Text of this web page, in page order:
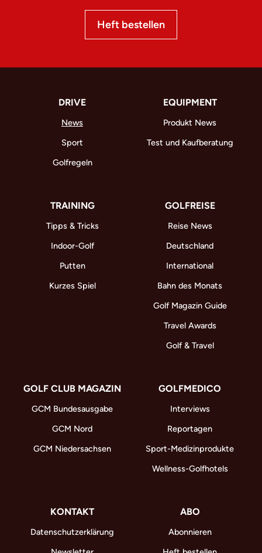
Heft bestellen
DRIVE
News
Sport
Golfregeln
EQUIPMENT
Produkt News
Test und Kaufberatung
TRAINING
Tipps & Tricks
Indoor-Golf
Putten
Kurzes Spiel
GOLFREISE
Reise News
Deutschland
International
Bahn des Monats
Golf Magazin Guide
Travel Awards
Golf & Travel
GOLF CLUB MAGAZIN
GCM Bundesausgabe
GCM Nord
GCM Niedersachsen
GOLFMEDICO
Interviews
Reportagen
Sport-Medizinprodukte
Wellness-Golfhotels
KONTAKT
Datenschutzerklärung
ABO
Abonnieren